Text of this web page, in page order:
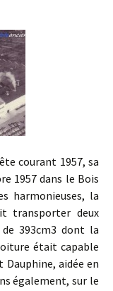
courant 1957, sa
1957 dans le Bois
harmonieuses, la
transporter deux
393cm3 dont la
était capable
aidée en
également, sur le